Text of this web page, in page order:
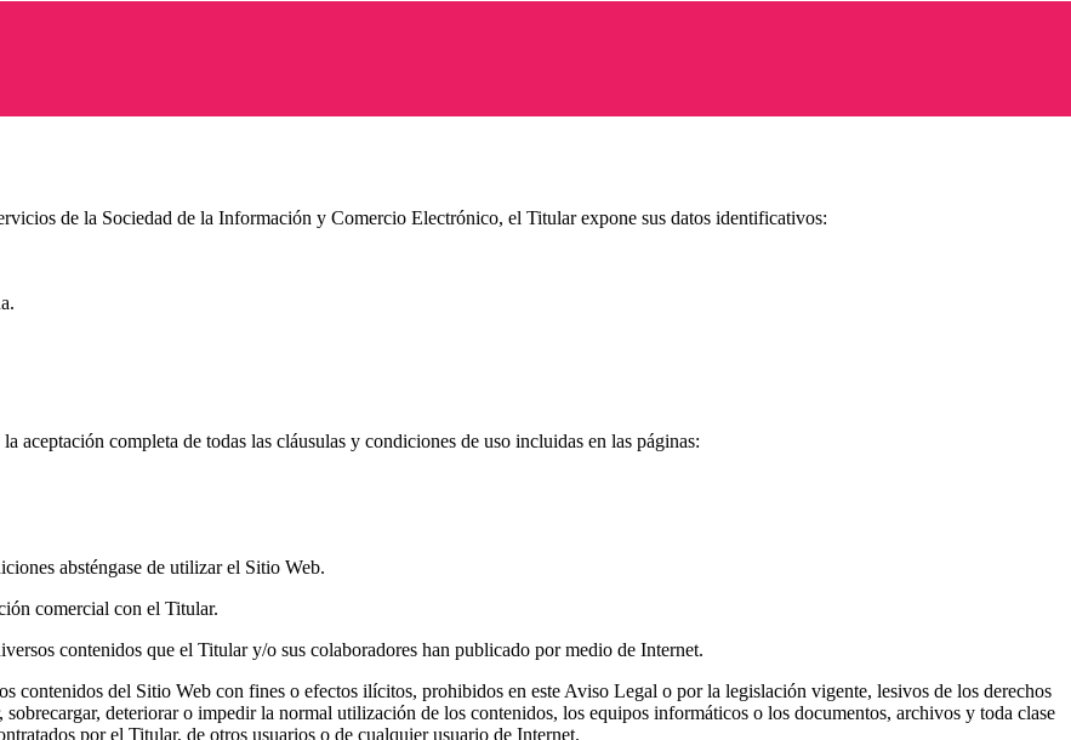
de la Sociedad de la Información y Comercio Electrónico, el Titular expone sus datos identificativos:
completa de todas las cláusulas y condiciones de uso incluidas en las páginas:
absténgase de utilizar el Sitio Web.
comercial con el Titular.
contenidos que el Titular y/o sus colaboradores han publicado por medio de Internet.
contenidos del Sitio Web con fines o efectos ilícitos, prohibidos en este Aviso Legal o por la legislación vigente, lesivos de los derechos
deteriorar o impedir la normal utilización de los contenidos, los equipos informáticos o los documentos, archivos y toda clase
por el Titular, de otros usuarios o de cualquier usuario de Internet.